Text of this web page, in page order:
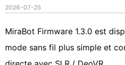
2026-07-25
MiraBot Firmware 1.3.0 est
mode sans fil plus simple et